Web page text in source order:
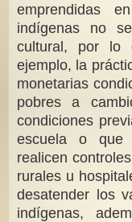
emprendidas
indígenas no
cultural, por lo
ejemplo, la
monetarias
pobres a
condiciones
escuela o que
realicen
rurales u
desatender los
indígenas,